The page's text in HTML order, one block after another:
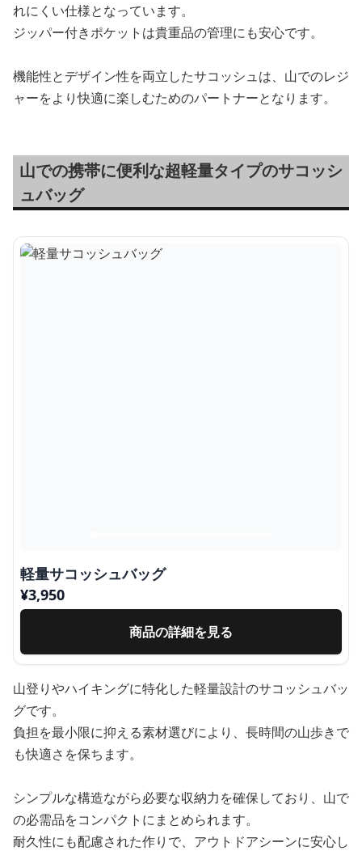
れにくい仕様となっています。
ジッパー付きポケットは貴重品の管理にも安心です。
機能性とデザイン性を両立したサコッシュは、山でのレジ
ャーをより快適に楽しむためのパートナーとなります。
山での携帯に便利な超軽量タイプのサコッシ
ュバッグ
軽量サコッシュバッグ
¥3,950
商品の詳細を見る
山登りやハイキングに特化した軽量設計のサコッシュバッ
グです。
負担を最小限に抑える素材選びにより、長時間の山歩きで
も快適さを保ちます。
シンプルな構造ながら必要な収納力を確保しており、山で
の必需品をコンパクトにまとめられます。
耐久性にも配慮された作りで、アウトドアシーンに安心し